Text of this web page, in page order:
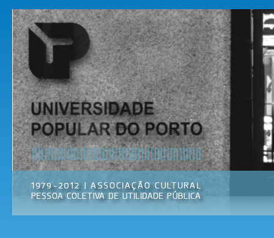
Universidade
Popular do
Porto
Associação
Cultural